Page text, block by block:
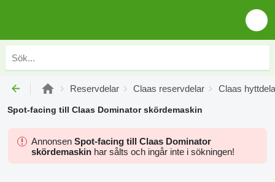
Reservdelar Claas reservdelar Claas
Spot-facing till Claas Dominator skördemaskin
Annonsen Spot-facing till Claas Dominator
skördemaskin har sålts och ingår inte i sökningen!